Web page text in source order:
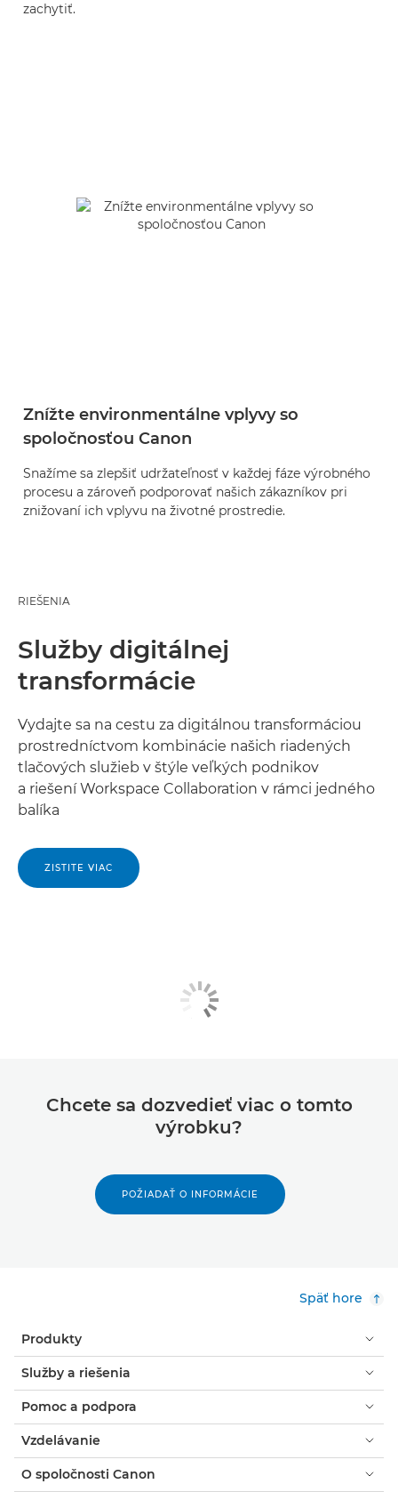
zachytiť.
Znížte environmentálne vplyvy so
spoločnosťou Canon
Snažíme sa zlepšiť udržateľnosť v každej fáze výrobného
procesu a zároveň podporovať našich zákazníkov pri
znižovaní ich vplyvu na životné prostredie.
RIEŠENIA
Služby digitálnej
transformácie
Vydajte sa na cestu za digitálnou transformáciou
prostredníctvom kombinácie našich riadených
tlačových služieb v štýle veľkých podnikov
a riešení Workspace Collaboration v rámci jedného
balíka
ZISTITE VIAC
Chcete sa dozvedieť viac o tomto
výrobku?
POŽIADAŤ O INFORMÁCIE
Späť hore
Produkty
Služby a riešenia
Pomoc a podpora
Vzdelávanie
O spoločnosti Canon